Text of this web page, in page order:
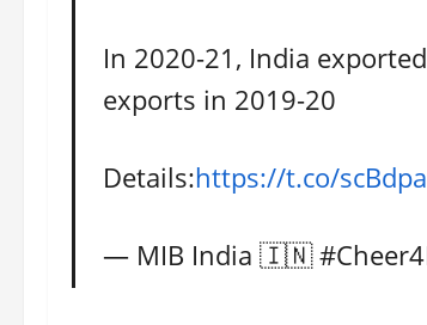
In 2020-21, India
exports in 2019-20
Details:https://t.co/
— MIB India 🇮🇳